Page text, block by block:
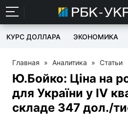
КУРС ДОЛЛАРА ЭКОНОМИКА
Главная » Аналитика » Статьи
Ю.Бойко: Ціна на
для України у IV
складе 347 дол./